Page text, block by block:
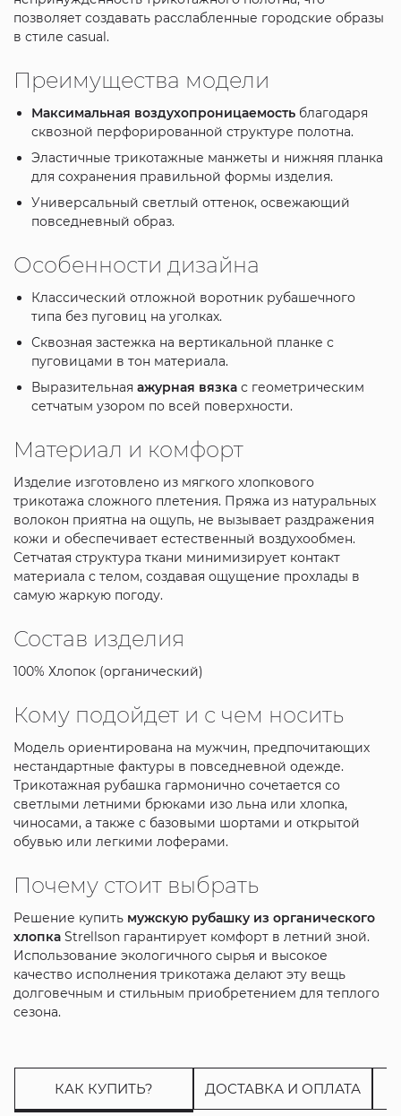
позволяет создавать расслабленные городские образы
в стиле casual.
Преимущества модели
Максимальная воздухопроницаемостьблагодаря
сквозной перфорированной структуре полотна.
Эластичные трикотажные манжеты и нижняя планка
для сохранения правильной формы изделия.
Универсальный светлый оттенок, освежающий
повседневный образ.
Особенности дизайна
Классический отложной воротник рубашечного
типа без пуговиц на уголках.
Сквозная застежка на вертикальной планке с
пуговицами в тон материала.
Выразительная ажурная вязкас геометрическим
сетчатым узором по всей поверхности.
Материал и комфорт
Изделие изготовлено из мягкого хлопкового
трикотажа сложного плетения. Пряжа из натуральных
волокон приятна на ощупь, не вызывает раздражения
кожи и обеспечивает естественный воздухообмен.
Сетчатая структура ткани минимизирует контакт
материала с телом, создавая ощущение прохлады в
самую жаркую погоду.
Состав изделия
100% Хлопок (органический)
Кому подойдет и с чем носить
Модель ориентирована на мужчин, предпочитающих
нестандартные фактуры в повседневной одежде.
Трикотажная рубашка гармонично сочетается со
светлыми летними брюками изо льна или хлопка,
чиносами, а также с базовыми шортами и открытой
обувью или легкими лоферами.
Почему стоит выбрать
Решение купить мужскую рубашку из органического
хлопкаStrellson гарантирует комфорт в летний зной.
Использование экологичного сырья и высокое
качество исполнения трикотажа делают эту вещь
долговечным и стильным приобретением для теплого
сезона.
КАК КУПИТЬ? ДОСТАВКА И ОПЛАТА